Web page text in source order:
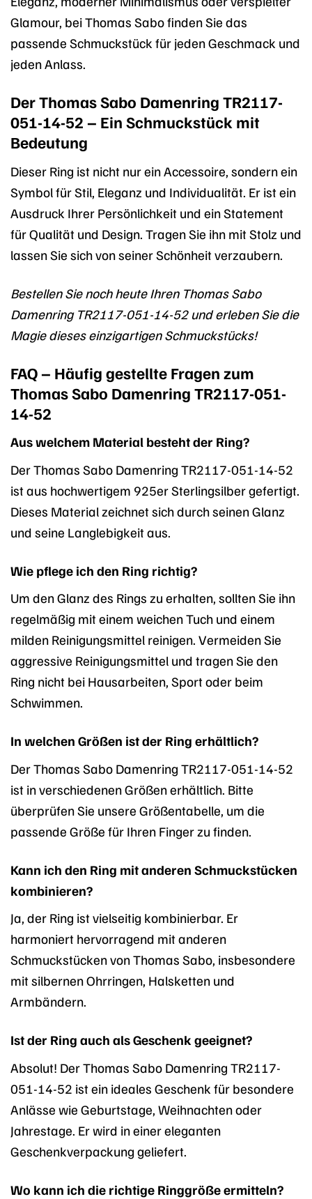
Glamour, bei Thomas Sabo finden Sie das
passende Schmuckstück für jeden Geschmack und
jeden Anlass.
Der Thomas Sabo Damenring TR2117-
051-14-52 – Ein Schmuckstück mit
Bedeutung
Dieser Ring ist nicht nur ein Accessoire, sondern ein
Symbol für Stil, Eleganz und Individualität. Er ist ein
Ausdruck Ihrer Persönlichkeit und ein Statement
für Qualität und Design. Tragen Sie ihn mit Stolz und
lassen Sie sich von seiner Schönheit verzaubern.
Bestellen Sie noch heute Ihren Thomas Sabo
Damenring TR2117-051-14-52 und erleben Sie die
Magie dieses einzigartigen Schmuckstücks!
FAQ – Häufig gestellte Fragen zum
Thomas Sabo Damenring TR2117-051-
14-52
Aus welchem Material besteht der Ring?
Der Thomas Sabo Damenring TR2117-051-14-52
ist aus hochwertigem 925er Sterlingsilber gefertigt.
Dieses Material zeichnet sich durch seinen Glanz
und seine Langlebigkeit aus.
Wie pflege ich den Ring richtig?
Um den Glanz des Rings zu erhalten, sollten Sie ihn
regelmäßig mit einem weichen Tuch und einem
milden Reinigungsmittel reinigen. Vermeiden Sie
aggressive Reinigungsmittel und tragen Sie den
Ring nicht bei Hausarbeiten, Sport oder beim
Schwimmen.
In welchen Größen ist der Ring erhältlich?
Der Thomas Sabo Damenring TR2117-051-14-52
ist in verschiedenen Größen erhältlich. Bitte
überprüfen Sie unsere Größentabelle, um die
passende Größe für Ihren Finger zu finden.
Kann ich den Ring mit anderen Schmuckstücken
kombinieren?
Ja, der Ring ist vielseitig kombinierbar. Er
harmoniert hervorragend mit anderen
Schmuckstücken von Thomas Sabo, insbesondere
mit silbernen Ohrringen, Halsketten und
Armbändern.
Ist der Ring auch als Geschenk geeignet?
Absolut! Der Thomas Sabo Damenring TR2117-
051-14-52 ist ein ideales Geschenk für besondere
Anlässe wie Geburtstage, Weihnachten oder
Jahrestage. Er wird in einer eleganten
Geschenkverpackung geliefert.
Wo kann ich die richtige Ringgröße ermitteln?